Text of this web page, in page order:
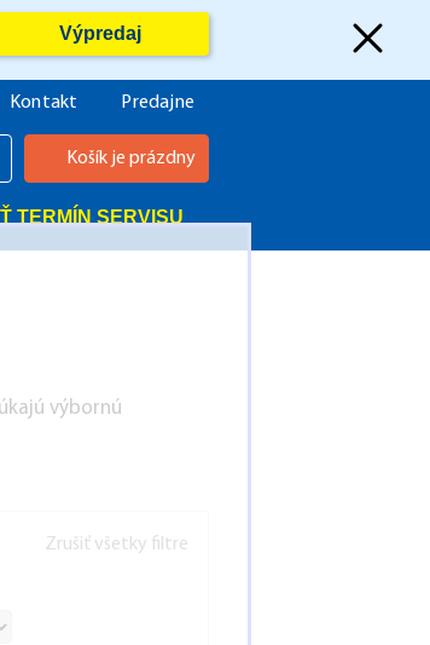
Výpredaj
Košík je prázdny
Kontakt Predajne
TERMÍN SERVISU
výbornú
Zrušiť všetky filtre